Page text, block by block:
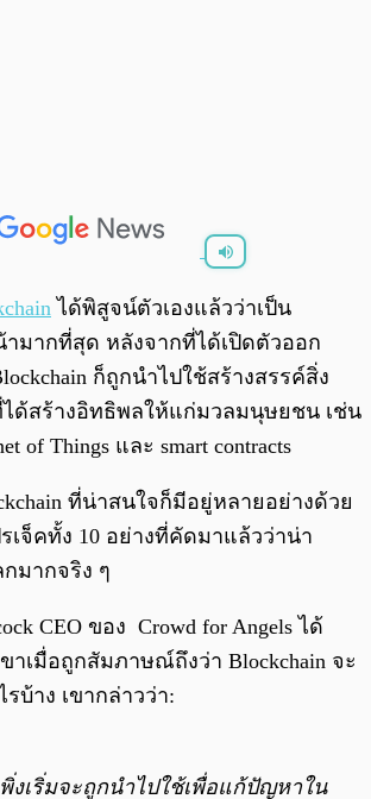
0:00/
ได้พิสูจน์ตัวเองแล้วว่าเป็น
มากที่สุด หลังจากที่ได้เปิดตัวออก
ก็ถูกนำไปใช้สร้างสรรค์สิ่ง
ด้สร้างอิทธิพลให้แก่มวลมนุษยชน เช่น
of Things และ smart contracts
ที่น่าสนใจก็มีอยู่หลายอย่างด้วย
เจ็คทั้ง 10 อย่างที่คัดมาแล้วว่าน่า
มากจริง ๆ
CEO ของ Crowd for Angels ได้
าเมื่อถูกสัมภาษณ์ถึงว่า Blockchain จะ
บ้าง เขากล่าวว่า:
พิ่งเริ่มจะถูกนำไปใช้เพื่อแก้ปัญหาใน